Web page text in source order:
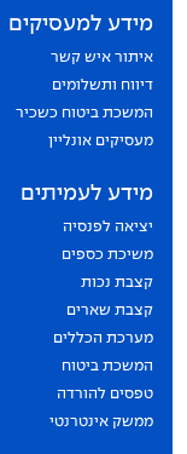
מידע למעסיקים
איתור איש קשר
דיווח ותשלומים
המשכת ביטוח כשכיר
מעסיקים אונליין
מידע לעמיתים
יציאה לפנסיה
משיכת כספים
קצבת נכות
קצבת שארים
מערכת הכללים
המשכת ביטוח
טפסים להורדה
ממשק אינטרנטי